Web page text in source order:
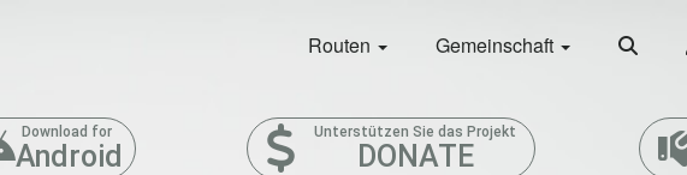
Routen Gemeinschaft
Download for
Android
Unterstützen Sie das Projekt
DONATE